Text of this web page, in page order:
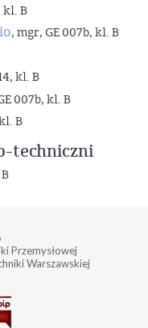
kl. B
, mgr, GE 007b, kl. B
kl. B
007b, kl. B
B
techniczni
Przemysłowej
Warszawskiej